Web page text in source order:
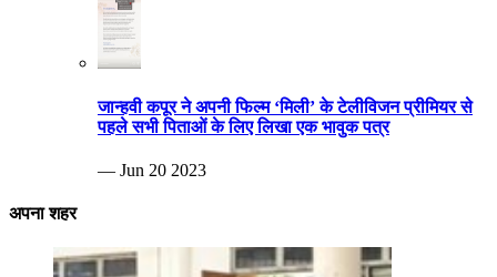
जान्हवी कपूर ने अपनी फिल्म ‘मिली’ के टेलीविजन प्रीमियर से
पहले सभी पिताओं के लिए लिखा एक भावुक पत्र
— Jun 20 2023
अपना शहर